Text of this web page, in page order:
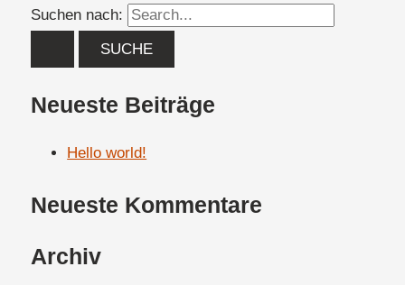
Suchen nach:
Neueste Beiträge
Hello world!
Neueste Kommentare
Archiv